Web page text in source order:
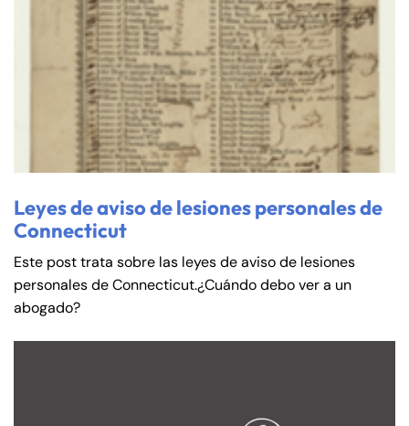
Leyes de aviso de lesiones personales de
Connecticut
Este post trata sobre las leyes de aviso de lesiones
personales de Connecticut.¿Cuándo debo ver a un
abogado?